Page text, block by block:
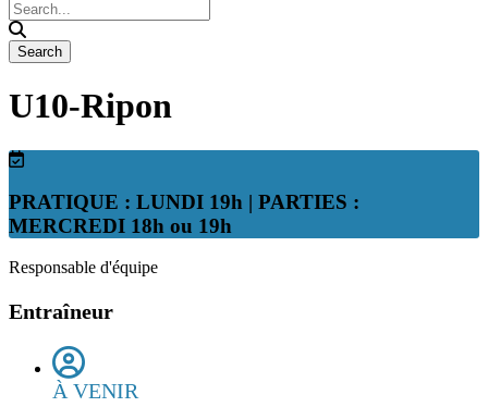
U10-Ripon
PRATIQUE : LUNDI 19h | PARTIES :
MERCREDI 18h ou 19h
Responsable d'équipe
Entraîneur
À VENIR